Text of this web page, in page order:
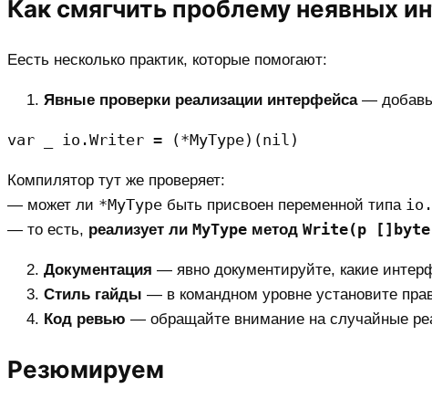
Как смягчить проблему неявных
Еесть несколько практик, которые помогают:
Явные проверки реализации интерфейса—
Компилятор тут же проверяет:
— может ли *MyType быть присвоен переменной типа
— то есть, реализует ли MyType метод Write(p
Документация — явно документируйте, какие
Стиль гайды — в командном уровне установите
Код ревью — обращайте внимание на случайные
Резюмируем